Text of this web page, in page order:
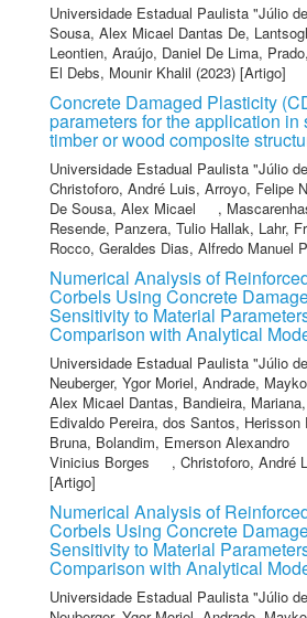
Universidade Estadual Paulista "Júlio
Sousa, Alex Micael Dantas De,
Leontien, Araújo, Daniel De Lima,
El Debs, Mounir Khalil (2023) [Artigo]
Concrete Damaged Plasticity
parameters for the application in
timber or wood composite
Universidade Estadual Paulista "Júlio
Christoforo, André Luis, Arroyo, Felipe
De Sousa, Alex Micael
,
Resende, Panzera, Tulio Hallak, Lahr,
Rocco, Geraldes Dias, Alfredo Manuel
Numerical Analysis of
Corbels Using Concrete
Sensitivity to Material
Comparison with Analytical
Universidade Estadual Paulista "Júlio
Neuberger, Ygor Moriel, Andrade,
Alex Micael Dantas, Bandieira, Mariana,
Edivaldo Pereira, dos Santos, Herisson
Bruna, Bolandim, Emerson Alexandro
Vinicius Borges
, Christoforo, André
[Artigo]
Numerical Analysis of
Corbels Using Concrete
Sensitivity to Material
Comparison with Analytical
Universidade Estadual Paulista "Júlio